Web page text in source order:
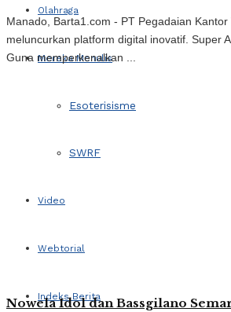
Olahraga
Mereka Menulis
Esoterisisme
SWRF
Video
Webtorial
Indeks Berita
Manado, Barta1.com - PT Pegadaian
meluncurkan platform digital inovatif. Super
Guna memperkenalkan ...
Nowela Idol dan Bassgilano